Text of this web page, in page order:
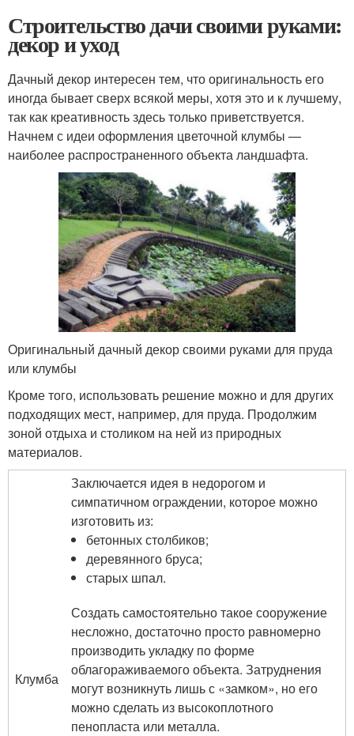
Строительство дачи своими руками:
декор и уход
Дачный декор интересен тем, что оригинальность его
иногда бывает сверх всякой меры, хотя это и к лучшему,
так как креативность здесь только приветствуется.
Начнем с идеи оформления цветочной клумбы —
наиболее распространенного объекта ландшафта.
Оригинальный дачный декор своими руками для пруда
или клумбы
Кроме того, использовать решение можно и для других
подходящих мест, например, для пруда. Продолжим
зоной отдыха и столиком на ней из природных
материалов.
Клумба
Заключается идея в недорогом и
симпатичном ограждении, которое можно
изготовить из:
бетонных столбиков;
деревянного бруса;
старых шпал.
Создать самостоятельно такое сооружение
несложно, достаточно просто равномерно
производить укладку по форме
облагораживаемого объекта. Затруднения
могут возникнуть лишь с «замком», но его
можно сделать из высокоплотного
пенопласта или металла.